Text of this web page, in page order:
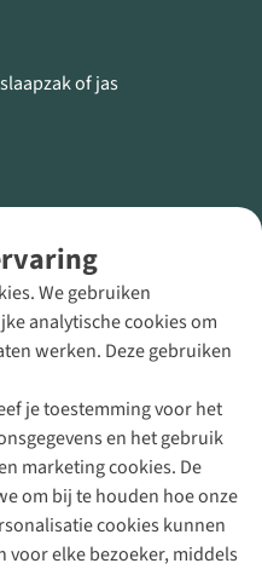
We gebruiken
analytische cookies om
werken. Deze gebruiken
je toestemming voor het
en het gebruik
marketing cookies. De
om bij te houden hoe onze
cookies kunnen
voor elke bezoeker, middels
of jas